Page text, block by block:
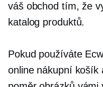
váš obchod tím, že
katalog produktů.
Pokud používáte
online nákupní košík